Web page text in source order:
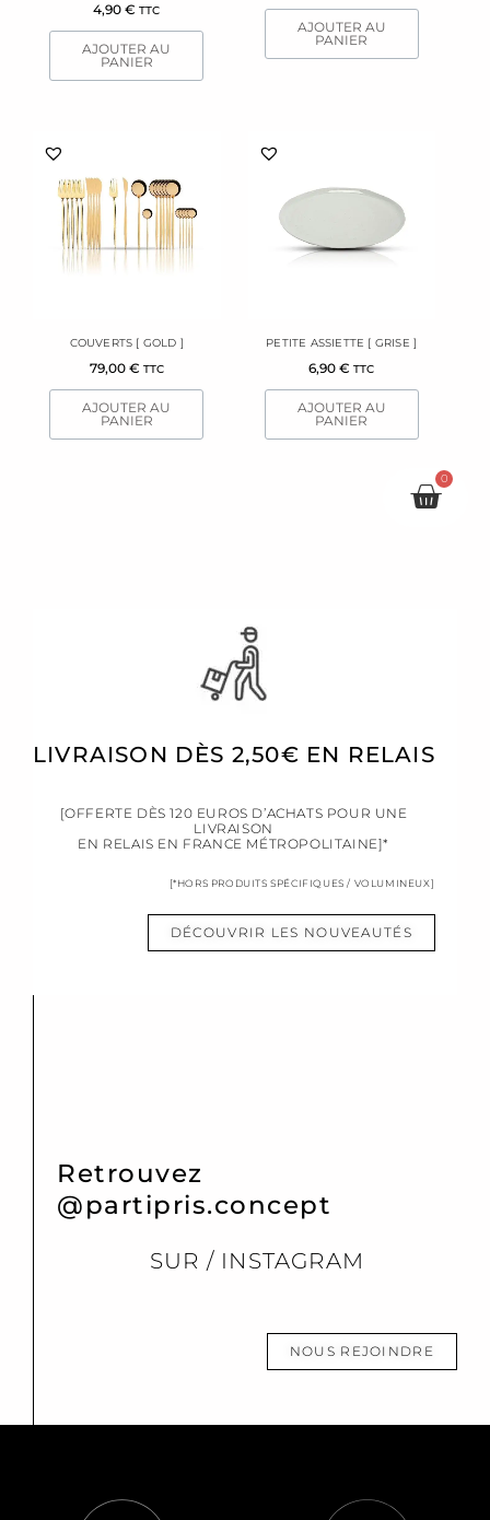
4,90€ TTC
AJOUTER AU
PANIER
AJOUTER AU
PANIER
COUVERTS [ GOLD ]
79,00 € TTC
AJOUTER AU
PANIER
PETITE ASSIETTE [ GRISE ]
6,90€ TTC
AJOUTER AU
PANIER
0
LIVRAISON DÈS 2,50€ EN RELAIS
[OFFERTE DÈS 120 EUROS D’ACHATS POUR UNE
LIVRAISON
EN RELAIS EN FRANCE MÉTROPOLITAINE]*
[*HORS PRODUITS SPÉCIFIQUES / VOLUMINEUX]
DÉCOUVRIR LES NOUVEAUTÉS
Retrouvez
@partipris.concept
SUR / INSTAGRAM
NOUS REJOINDRE